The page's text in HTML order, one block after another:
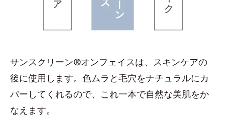
サンスクリーン®オンフェイスは、スキンケアの
後に使用します。色ムラと毛穴をナチュラルにカ
バーしてくれるので、これ一本で自然な美肌をか
なえます。